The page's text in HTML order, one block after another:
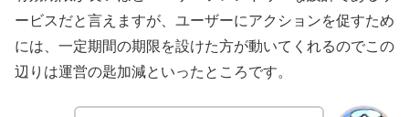
ービスだと言えますが、ユーザーにアクションを促すため
には、一定期間の期限を設けた方が動いてくれるのでこの
辺りは運営の匙加減といったところです。